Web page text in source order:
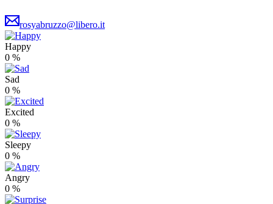
rosyabruzzo@libero.it
Happy
0 %
Sad
0 %
Excited
0 %
Sleepy
0 %
Angry
0 %